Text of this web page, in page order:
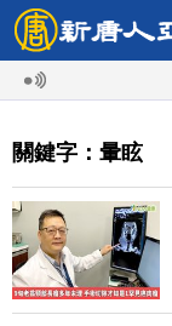
關鍵字：暈眩